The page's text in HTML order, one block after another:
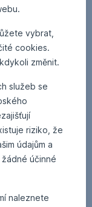
vybrat,
cookies.
změnit.
služeb se
riziko, že
údajům a
účinné
naleznete